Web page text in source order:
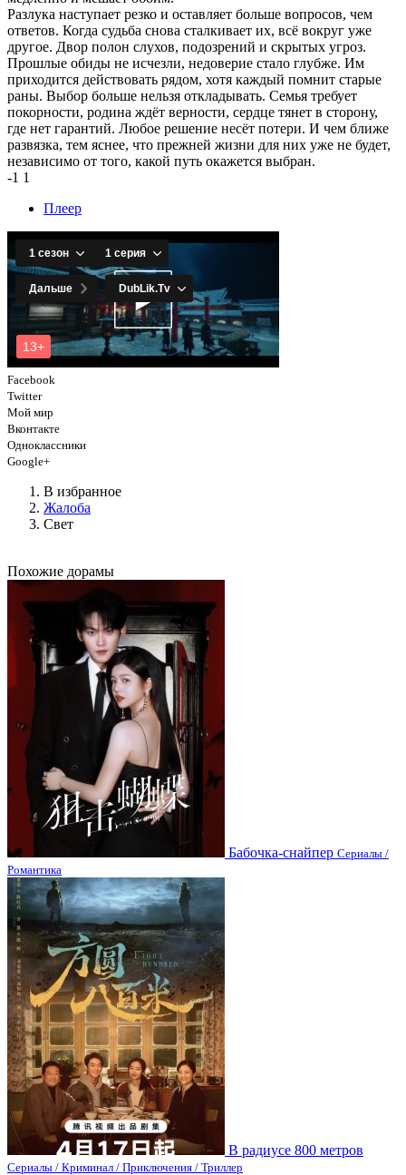
Разлука наступает резко и оставляет больше вопросов, чем
ответов. Когда судьба снова сталкивает их, всё вокруг уже
другое. Двор полон слухов, подозрений и скрытых угроз.
Прошлые обиды не исчезли, недоверие стало глубже. Им
приходится действовать рядом, хотя каждый помнит старые
раны. Выбор больше нельзя откладывать. Семья требует
покорности, родина ждёт верности, сердце тянет в сторону,
где нет гарантий. Любое решение несёт потери. И чем ближе
развязка, тем яснее, что прежней жизни для них уже не будет,
независимо от того, какой путь окажется выбран.
-1 1
Плеер
Facebook
Twitter
Мой мир
Вконтакте
Одноклассники
Google+
В избранное
Жалоба
Свет
Похожие дорамы
Бабочка-снайпер Сериалы /
Романтика
В радиусе 800 метров
Сериалы / Криминал / Приключения / Триллер